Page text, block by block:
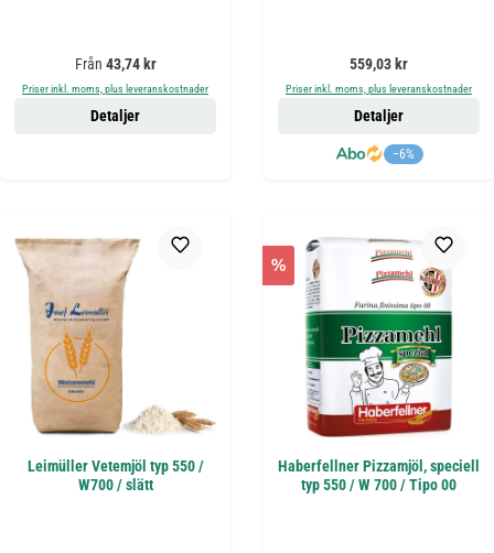
Ordinarie pris:
Från 43,74 kr
Priser inkl. moms, plus leveranskostnader
Detaljer
Ordinarie pris:
559,03 kr
Priser inkl. moms, plus leveranskostnader
−6%
Detaljer
Leimüller Vetemjöl typ 550 /
W700 / slätt
%
Haberfellner Pizzamjöl, speciell
typ 550 / W 700 / Tipo 00